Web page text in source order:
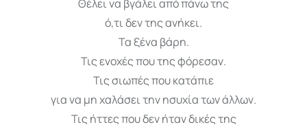
Θέλει να βγάλει από πάνω της
ό,τι δεν της ανήκει.
Τα ξένα βάρη.
Τις ενοχές που της φόρεσαν.
Τις σιωπές που κατάπιε
για να μη χαλάσει την ησυχία των άλλων.
Τις ήττες που δεν ήταν δικές της